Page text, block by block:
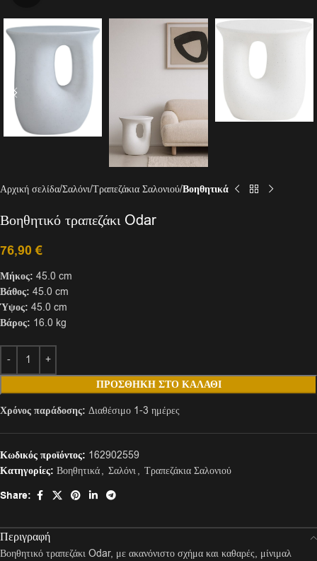
Αρχική σελίδα Σαλόνι Τραπεζάκια Σαλονιού Βοηθητικά
Βοηθητικό τραπεζάκι Odar
76,90€
Μήκος: 45.0 cm
Βάθος: 45.0 cm
Ύψος: 45.0 cm
Βάρος: 16.0 kg
ΠΡΟΣΘΉΚΗ ΣΤΟ ΚΑΛΆΘΙ
Χρόνος παράδοσης: Διαθέσιμο 1-3 ημέρες
Κωδικός προϊόντος: 162902559
Κατηγορίες: Βοηθητικά, Σαλόνι, Τραπεζάκια Σαλονιού
Share:
Περιγραφή
Βοηθητικό τραπεζάκι Odar, με ακανόνιστο σχήμα και καθαρές, μίνιμαλ